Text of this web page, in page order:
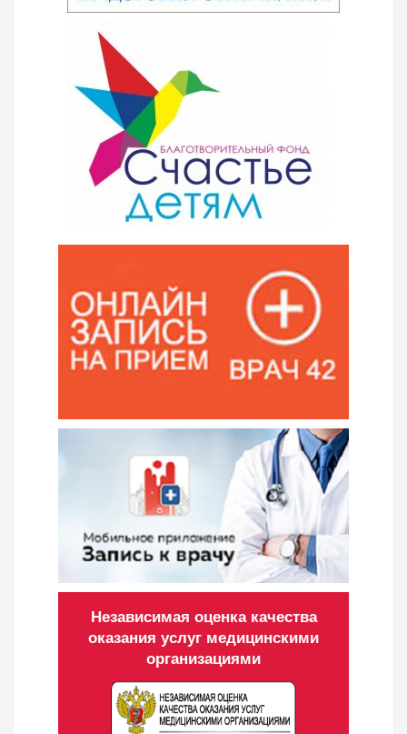
Независимая оценка качества
оказания услуг медицинскими
организациями